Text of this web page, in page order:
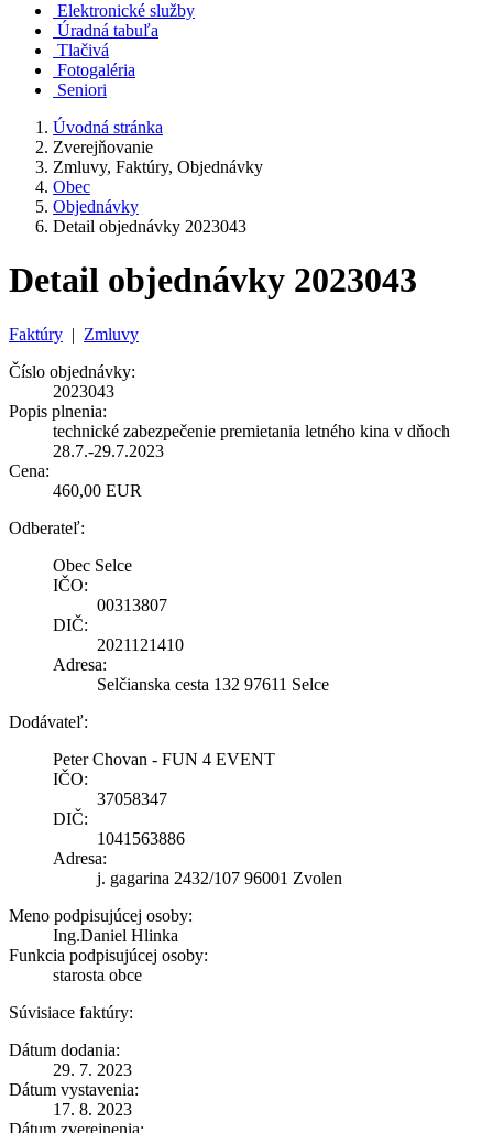
Elektronické služby
Úradná tabuľa
Tlačivá
Fotogaléria
Seniori
Úvodná stránka
Zverejňovanie
Zmluvy, Faktúry, Objednávky
Obec
Objednávky
Detail objednávky 2023043
Detail objednávky 2023043
Faktúry | Zmluvy
Číslo objednávky:
2023043
Popis plnenia:
technické zabezpečenie premietania letného kina v dňoch
28.7.-29.7.2023
Cena:
460,00 EUR
Odberateľ:
Obec Selce
IČO:
00313807
DIČ:
2021121410
Adresa:
Selčianska cesta 132 97611 Selce
Dodávateľ:
Peter Chovan - FUN 4 EVENT
IČO:
37058347
DIČ:
1041563886
Adresa:
j. gagarina 2432/107 96001 Zvolen
Meno podpisujúcej osoby:
Ing.Daniel Hlinka
Funkcia podpisujúcej osoby:
starosta obce
Súvisiace faktúry:
Dátum dodania:
29. 7. 2023
Dátum vystavenia:
17. 8. 2023
Dátum zverejnenia: